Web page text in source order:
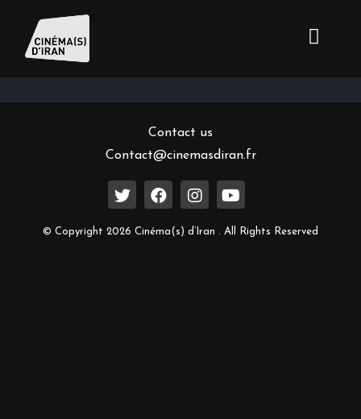
Inscrivez-vous à notre newsletter
Contact us
Contact@cinemasdiran.fr
© Copyright 2026 Cinéma(s) d’Iran . All Rights Reserved